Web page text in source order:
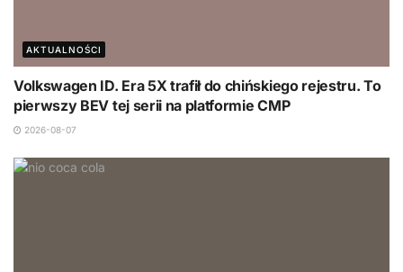
AKTUALNOŚCI
Volkswagen ID. Era 5X trafił do chińskiego rejestru. To
pierwszy BEV tej serii na platformie CMP
2026-08-07